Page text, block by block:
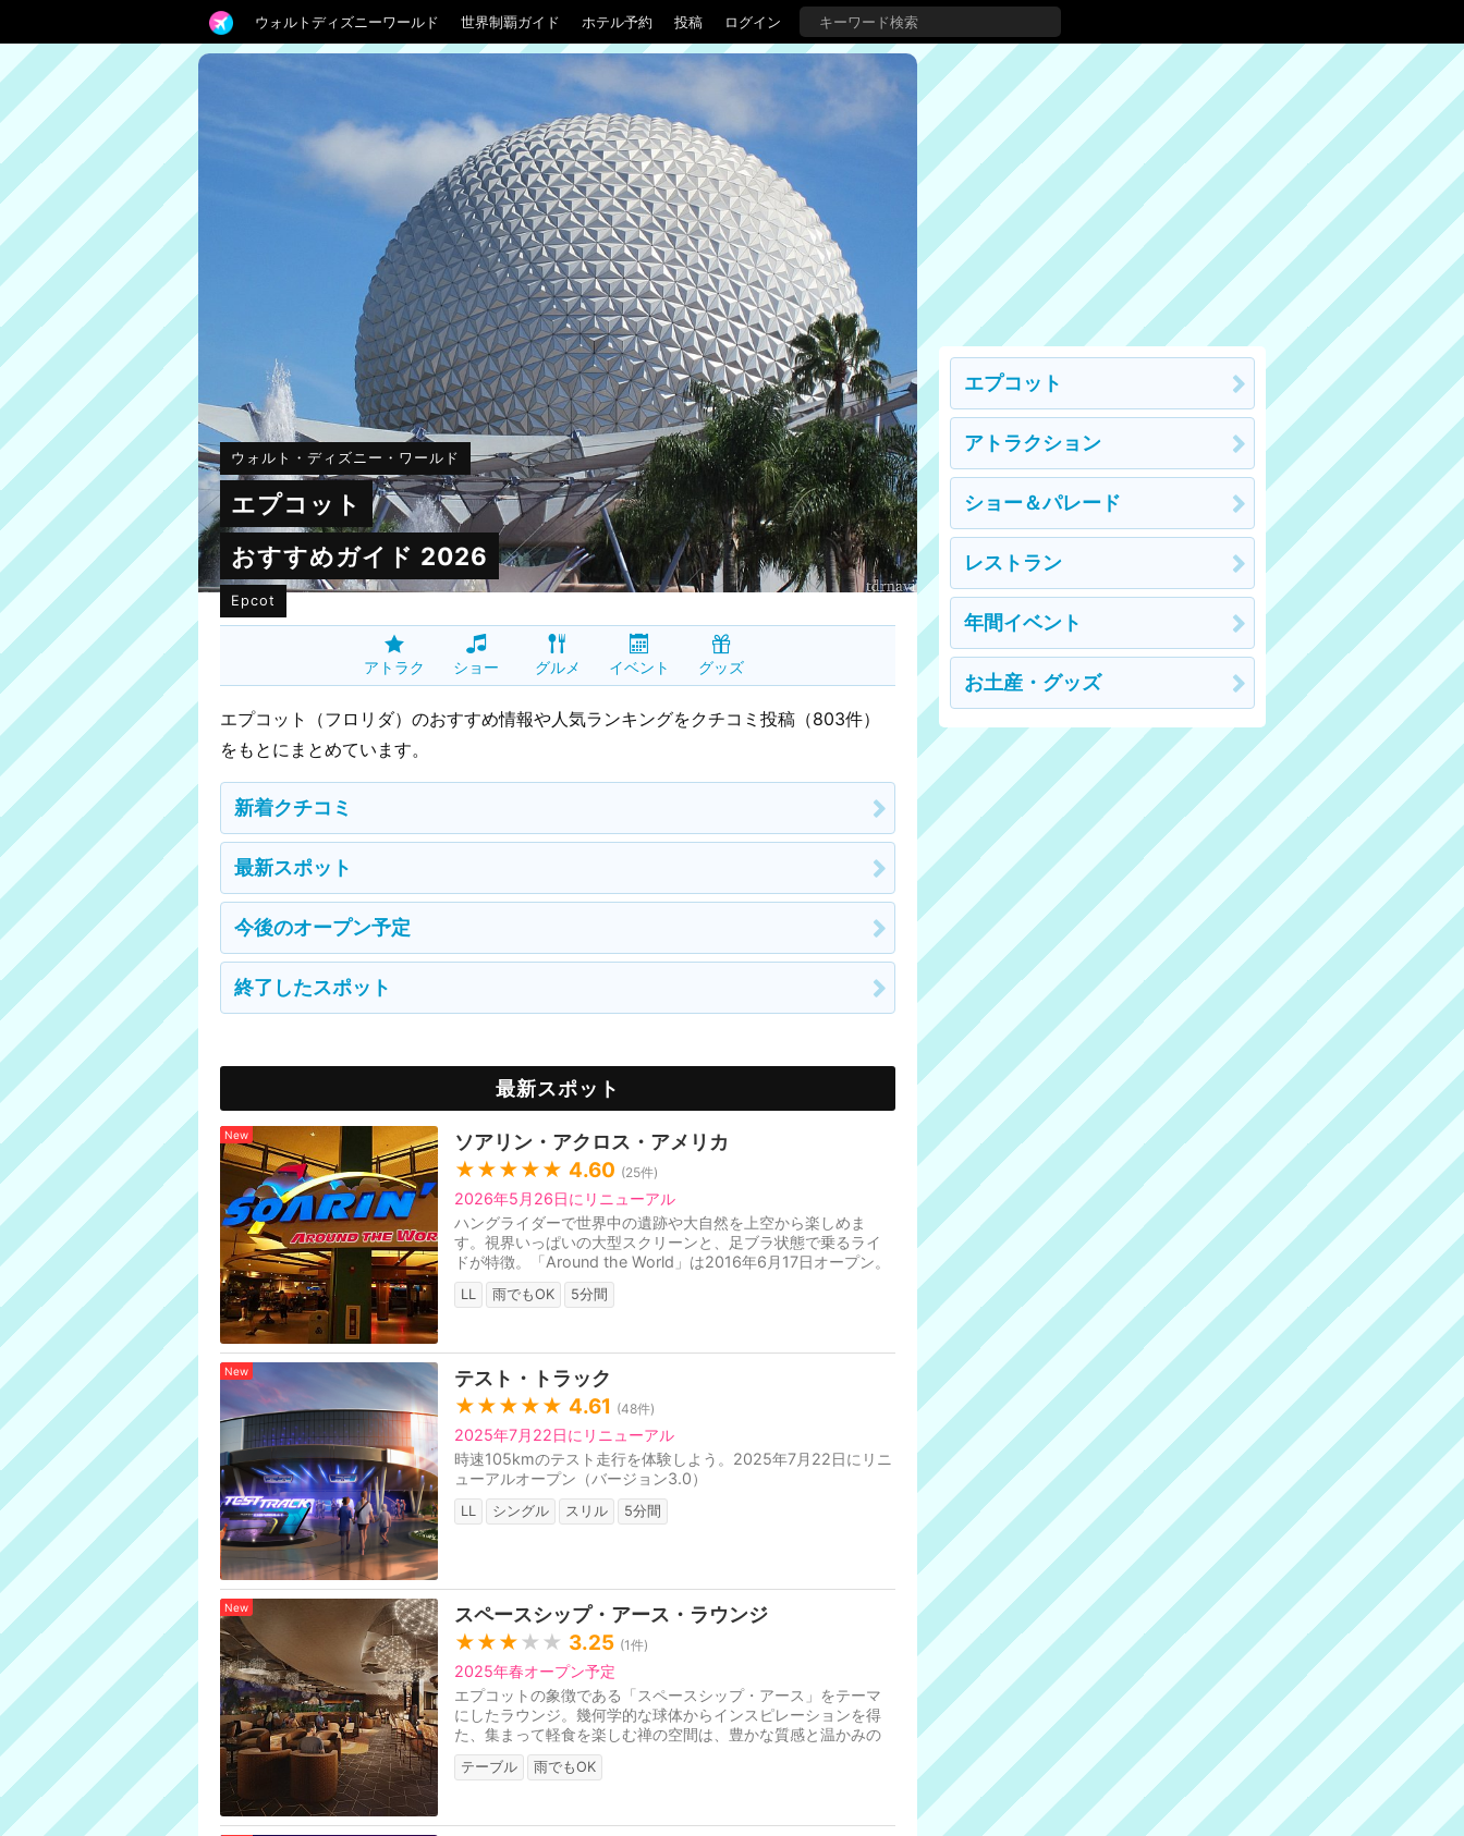
ウォルトディズニーワールド 世界制覇ガイド ホテル予約 投稿 ログイン
ウォルト・ディズニー・ワールド
エプコット
おすすめガイド 2026
Epcot
アトラク ショー グルメ イベント グッズ
エプコット（フロリダ）のおすすめ情報や人気ランキングをクチコミ投稿（803件）
をもとにまとめています。
新着クチコミ
最新スポット
今後のオープン予定
終了したスポット
最新スポット
New ソアリン・アクロス・アメリカ
★★★★★ 4.60 (25件)
2026年5月26日にリニューアル
ハングライダーで世界中の遺跡や大自然を上空から楽しめま
す。視界いっぱいの大型スクリーンと、足ブラ状態で乗るライ
ドが特徴。「Around the World」は2016年6月17日オープン。
建国250周年を記念して、2026年5月...
LL 雨でもOK 5分間
New テスト・トラック
★★★★★ 4.61 (48件)
2025年7月22日にリニューアル
時速105kmのテスト走行を体験しよう。2025年7月22日にリニ
ューアルオープン（バージョン3.0）
LL シングル スリル 5分間
New スペースシップ・アース・ラウンジ
★★★ ★★ 3.25 (1件)
2025年春オープン予定
エプコットの象徴である「スペースシップ・アース」をテーマ
にしたラウンジ。幾何学的な球体からインスピレーションを得
た、集まって軽食を楽しむ禅の空間は、豊かな質感と温かみの
あるメタリックな色調で覆われ...
テーブル 雨でもOK
エプコット
アトラクション
ショー＆パレード
レストラン
年間イベント
お土産・グッズ